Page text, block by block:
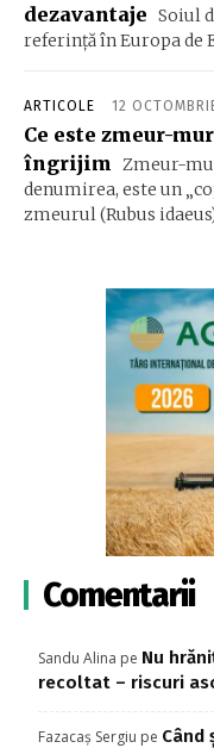
dezavantaje Soiul
referință în Europa de
ARTICOLE 12
Ce este zmeur-
îngrijim
Zmeur-
denumirea, este un
zmeurul (Rubus
Comentarii
Sandu Alina pe Nu
recoltat – riscuri
Fazacaș Sergiu pe Când